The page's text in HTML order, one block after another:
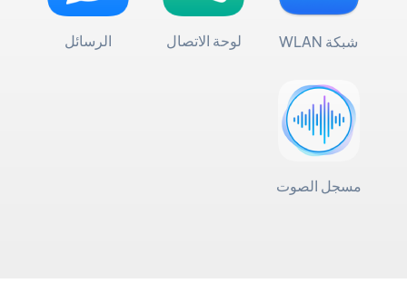
شبكة WLAN لوحة الاتصال الرسائل
مسجل الصوت